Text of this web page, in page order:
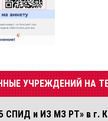
УЧРЕЖДЕНИЙ НА
СПИД и ИЗ МЗ РТ» в г.